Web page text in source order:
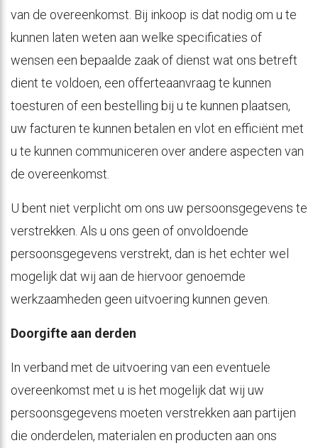
van de overeenkomst. Bij inkoop is dat nodig om u te
kunnen laten weten aan welke specificaties of
wensen een bepaalde zaak of dienst wat ons betreft
dient te voldoen, een offerteaanvraag te kunnen
toesturen of een bestelling bij u te kunnen plaatsen,
uw facturen te kunnen betalen en vlot en efficiënt met
u te kunnen communiceren over andere aspecten van
de overeenkomst.
U bent niet verplicht om ons uw persoonsgegevens te
verstrekken. Als u ons geen of onvoldoende
persoonsgegevens verstrekt, dan is het echter wel
mogelijk dat wij aan de hiervoor genoemde
werkzaamheden geen uitvoering kunnen geven.
Doorgifte aan derden
In verband met de uitvoering van een eventuele
overeenkomst met u is het mogelijk dat wij uw
persoonsgegevens moeten verstrekken aan partijen
die onderdelen, materialen en producten aan ons